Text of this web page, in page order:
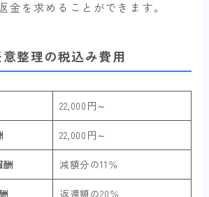
金を求めることができます。
整理の税込み費用
22,000円～
22,000円～
酬 減額分の11％
返還額の20％